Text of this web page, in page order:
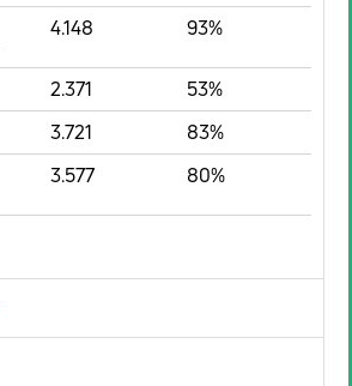
4.148 93%
2.371
53%
3.721
83%
3.577 80%